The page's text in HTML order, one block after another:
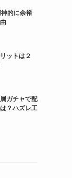
的に余裕
ットは２
ガチャで配
？ハズレ工